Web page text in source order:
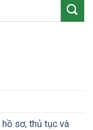
sơ, thủ tục và